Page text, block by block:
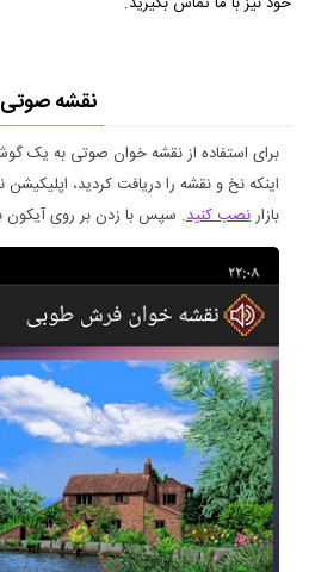
نقشه صوتی
برای استفاده از نقشه خوان صوتی به یک
اینکه نخ و نقشه را دریافت کردید،
بازارنصب کنید. سپس با زدن بر روی آیکون